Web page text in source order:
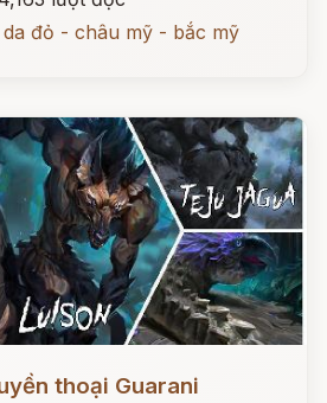
đỏ - châu mỹ - bắc mỹ
thoại Guarani